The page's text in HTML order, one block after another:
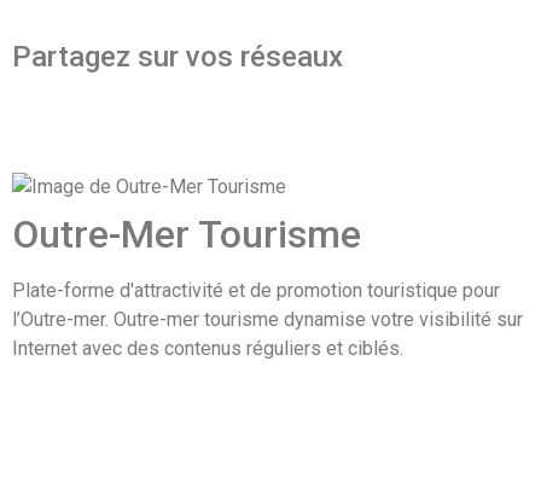
Partagez sur vos réseaux
Outre-Mer Tourisme
Plate-forme d'attractivité et de promotion touristique pour
l’Outre-mer. Outre-mer tourisme dynamise votre visibilité sur
Internet avec des contenus réguliers et ciblés.